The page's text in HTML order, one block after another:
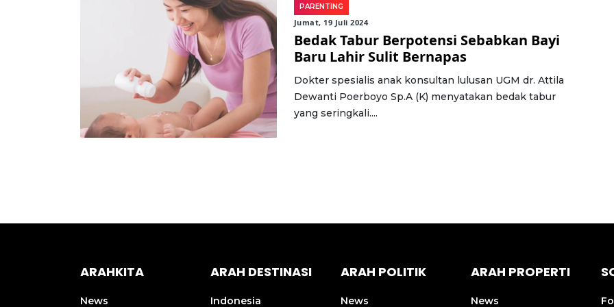
PARENTING
Jumat, 19 Juli 2024
Bedak Tabur Berpotensi Sebabkan Bayi
Baru Lahir Sulit Bernapas
Dokter spesialis anak konsultan lulusan UGM dr. Attila
Dewanti Poerboyo Sp.A (K) menyatakan bedak tabur
yang seringkali....
ARAHKITA
News
ARAH DESTINASI
Indonesia
ARAH POLITIK
News
ARAH PROPERTI
News